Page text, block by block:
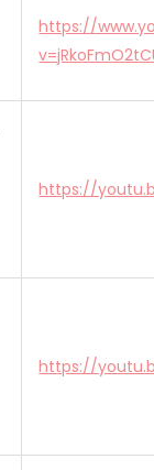
https://
https://
https://